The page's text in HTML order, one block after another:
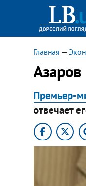
Главная —
Премьер-
отвечает